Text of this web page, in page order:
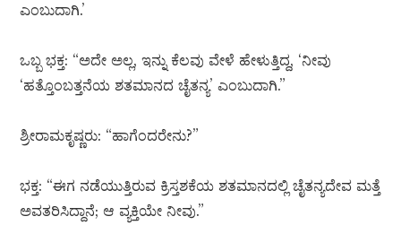
ಎಂಬುದಾಗಿ.’
ಒಬ್ಬ ಭಕ್ತ: “ಅದೇ ಅಲ್ಲ, ಇನ್ನು ಕೆಲವು ವೇಳೆ ಹೇಳುತ್ತಿದ್ದ, ‘ನೀವು
‘ಹತ್ತೊಂಬತ್ತನೆಯ ಶತಮಾನದ ಚೈತನ್ಯ’ ಎಂಬುದಾಗಿ.”
ಶ್ರೀರಾಮಕೃಷ್ಣರು: “ಹಾಗೆಂದರೇನು?”
ಭಕ್ತ: “ಈಗ ನಡೆಯುತ್ತಿರುವ ಕ್ರಿಸ್ತಶಕೆಯ ಶತಮಾನದಲ್ಲಿ ಚೈತನ್ಯದೇವ ಮತ್ತೆ
ಅವತರಿಸಿದ್ದಾನೆ; ಆ ವ್ಯಕ್ತಿಯೇ ನೀವು.”